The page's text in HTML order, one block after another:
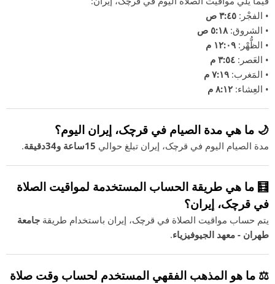
• الفجْر: ٣:٤٥ ص
• الشروق:٥:١٨ ص
• الظُّهْر: ١٢:٠٩ م
• العَصر: ٣:٥٤ م
• المَغرب: ٧:١٩ م
• العِشاء: ٨:١٢ م
🌙 ما هي مدة الصيام في قرچک، إيران اليوم؟
مدة الصيام اليوم في قرچک، إيران تبلغ حوالي 15ساعة و34دقيقة .
🧮 ما هي طريقة الحساب المستخدمة لمواقيت الصلاة
في قرچک، إيران؟
يتم حساب مواقيت الصلاة في قرچک، إيران باستخدام طريقة جامعة
طهران - معهد الجيوفيزياء.
⚖️ ما هو المذهب الفقهي المستخدم لحساب وقت صلاة